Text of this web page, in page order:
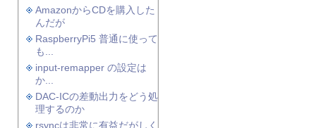
AmazonからCDを購入した
んだが
RaspberryPi5 普通に使って
も...
input-remapper の設定は
か...
DAC-ICの差動出力をどう処
理するのか
rsyncは非常に有益だがしく